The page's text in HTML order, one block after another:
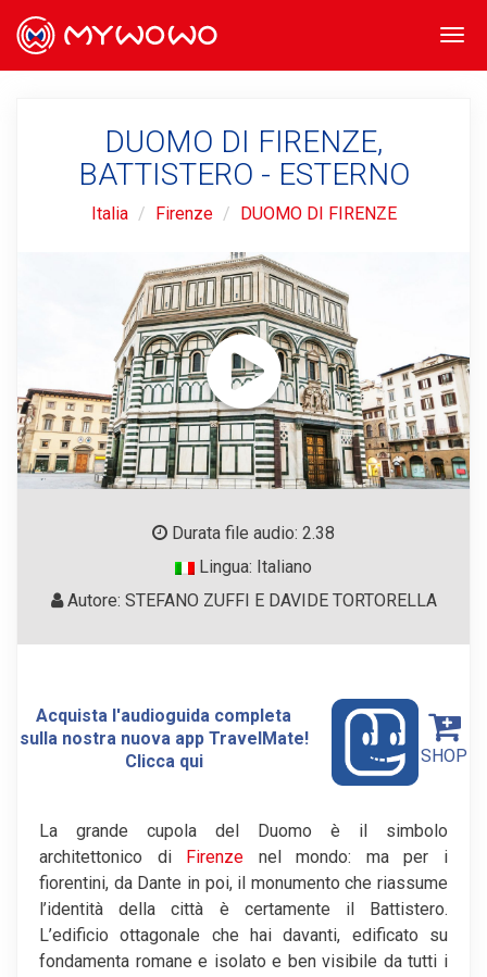
DUOMO DI FIRENZE,
BATTISTERO - ESTERNO
Italia Firenze DUOMO DI FIRENZE
Durata file audio: 2.38
Lingua: Italiano
Autore: STEFANO ZUFFI E DAVIDE TORTORELLA
Acquista l'audioguida completa
sulla nostra nuova app TravelMate!
Clicca qui
SHOP
La grande cupola del Duomo è il simbolo
architettonico di Firenze nel mondo: ma per i
fiorentini, da Dante in poi, il monumento che riassume
l’identità della città è certamente il Battistero.
L’edificio ottagonale che hai davanti, edificato su
fondamenta romane e isolato e ben visibile da tutti i